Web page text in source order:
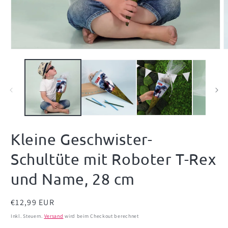
Kleine Geschwister-
Schultüte mit Roboter T-Rex
und Name, 28 cm
Normaler
Preis
€12,99 EUR
Inkl. Steuern. Versand wird beim Checkout berechnet